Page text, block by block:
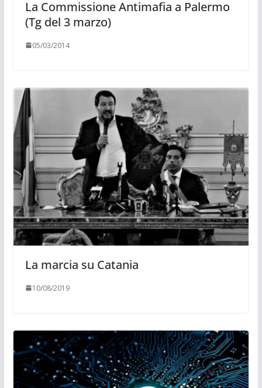
La Commissione Antimafia a Palermo
(Tg del 3 marzo)
05/03/2014
La marcia su Catania
10/08/2019